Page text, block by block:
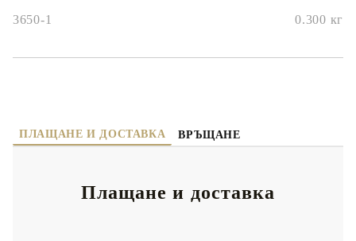
3650-1 0.300 кг
ПЛАЩАНЕ И ДОСТАВКА ВРЪЩАНЕ
Плащане и доставка